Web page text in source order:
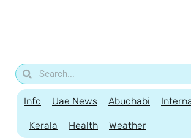
Info Uae News Abudhabi
Kerala Health Weather